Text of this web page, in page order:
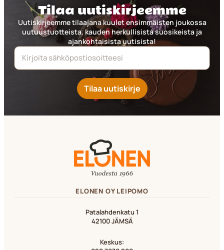
Tilaa uutiskirjeemme
Uutiskirjeemme tilaajana kuulet ensimmäisten joukossa
uutuustuotteista, kauden herkullisista suosikeista ja
ajankohtaisista uutisista!
Tilaa uutiskirje
ELONEN OY LEIPOMO
Patalahdenkatu 1
42100 JÄMSÄ
Keskus: